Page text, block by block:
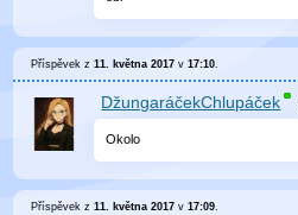
Příspěvek z11. května 2017 v17:10
DžungaráčekChlupáček
Okolo
Příspěvek z11. května 2017 v17:09.